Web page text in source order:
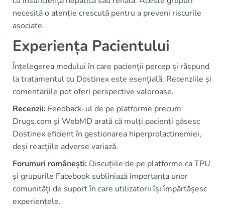
necesită o atenție crescută pentru a preveni riscurile
asociate.
Experiența Pacientului
Înțelegerea modului în care pacienții percep și răspund
la tratamentul cu Dostinex este esențială. Recenziile și
comentariile pot oferi perspective valoroase.
Recenzii: Feedback-ul de pe platforme precum
Drugs.com și WebMD arată că mulți pacienți găsesc
Dostinex eficient în gestionarea hiperprolactinemiei,
deși reacțiile adverse variază.
Forumuri românești: Discuțiile de pe platforme ca TPU
și grupurile Facebook subliniază importanța unor
comunități de suport în care utilizatorii își împărtășesc
experiențele.